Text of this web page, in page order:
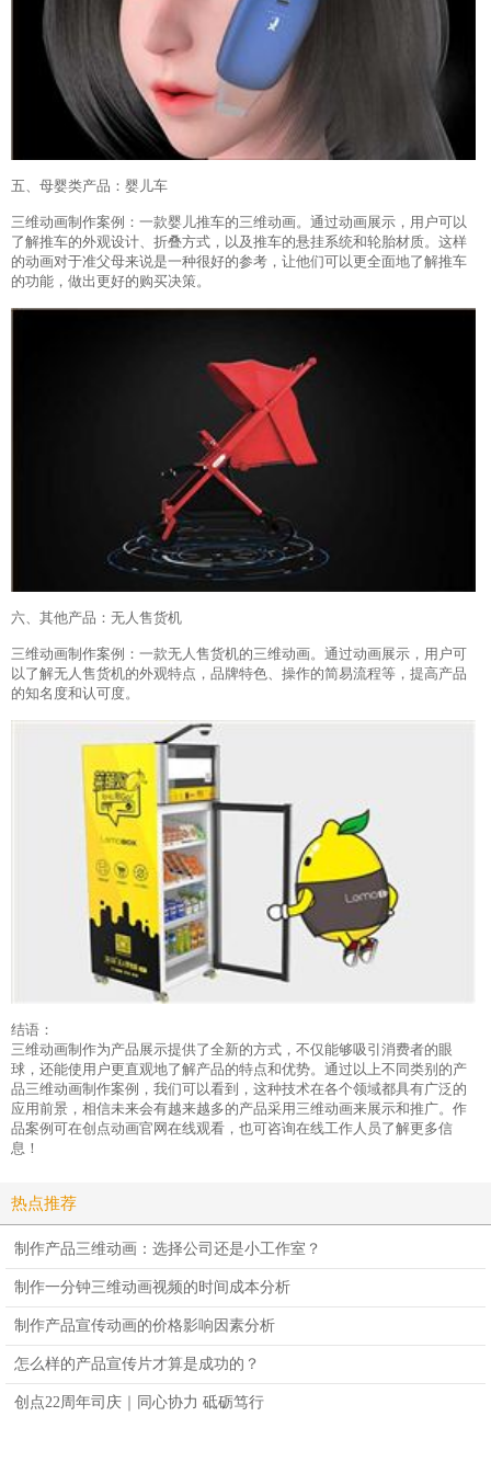
五、母婴类产品：婴儿车
三维动画制作案例：一款婴儿推车的三维动画。通过动画展示，用户可以
了解推车的外观设计、折叠方式，以及推车的悬挂系统和轮胎材质。这样
的动画对于准父母来说是一种很好的参考，让他们可以更全面地了解推车
的功能，做出更好的购买决策。
六、其他产品：无人售货机
三维动画制作案例：一款无人售货机的三维动画。通过动画展示，用户可
以了解无人售货机的外观特点，品牌特色、操作的简易流程等，提高产品
的知名度和认可度。
结语：
三维动画制作为产品展示提供了全新的方式，不仅能够吸引消费者的眼
球，还能使用户更直观地了解产品的特点和优势。通过以上不同类别的产
品三维动画制作案例，我们可以看到，这种技术在各个领域都具有广泛的
应用前景，相信未来会有越来越多的产品采用三维动画来展示和推广。作
品案例可在创点动画官网在线观看，也可咨询在线工作人员了解更多信
息！
热点推荐
制作产品三维动画：选择公司还是小工作室？
制作一分钟三维动画视频的时间成本分析
制作产品宣传动画的价格影响因素分析
怎么样的产品宣传片才算是成功的？
创点22周年司庆｜同心协力 砥砺笃行